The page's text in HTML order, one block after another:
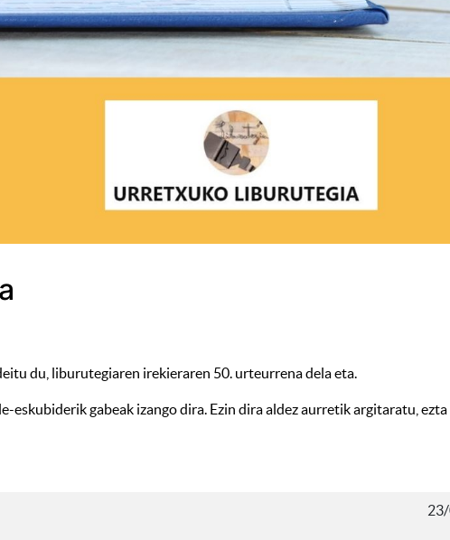
du, liburutegiaren irekieraren 50. urteurrena dela eta.
gabeak izango dira. Ezin dira aldez aurretik argitaratu,